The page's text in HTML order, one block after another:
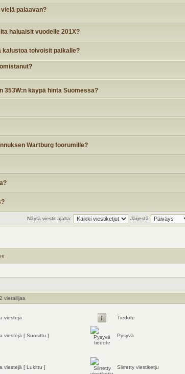
palaavan?
haluaisit vuodelle 201X?
kalustoa toivoisit paikalle?
353W:n käypä hinta Suomessa?
Wartburg foorumille?
Näytä viestit ajalta: Järjestä
vierailijaa
viestejä Tiedote
viestejä [ Suosittu ] Pysyvä
viestejä [ Lukittu ] Siirretty viestiketju